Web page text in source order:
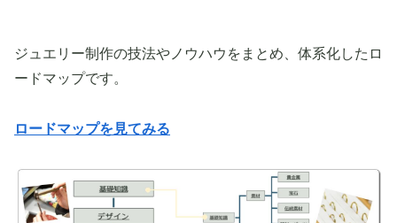
ジュエリー制作の技法やノウハウをまとめ、体系化したロ
ードマップです。
ロードマップを見てみる